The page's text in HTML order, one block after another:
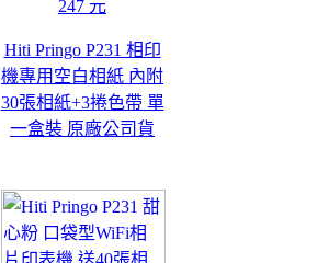
247 元
Hiti Pringo P231 相印
機專用空白相紙 內附
30張相紙+3捲色帶 單
一盒裝 原廠公司貨